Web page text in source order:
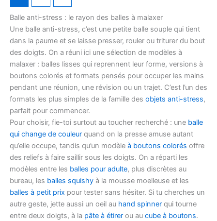
Balle anti-stress : le rayon des balles à malaxer
Une balle anti-stress, c’est une petite balle souple qui tient
dans la paume et se laisse presser, rouler ou triturer du bout
des doigts. On a réuni ici une sélection de modèles à
malaxer : balles lisses qui reprennent leur forme, versions à
boutons colorés et formats pensés pour occuper les mains
pendant une réunion, une révision ou un trajet. C’est l’un des
formats les plus simples de la famille des objets anti-stress,
parfait pour commencer.
Pour choisir, fie-toi surtout au toucher recherché : une balle
qui change de couleur quand on la presse amuse autant
qu’elle occupe, tandis qu’un modèle à boutons colorés offre
des reliefs à faire saillir sous les doigts. On a réparti les
modèles entre les balles pour adulte, plus discrètes au
bureau, les balles squishy à la mousse moelleuse et les
balles à petit prix pour tester sans hésiter. Si tu cherches un
autre geste, jette aussi un oeil au hand spinner qui tourne
entre deux doigts, à la pâte à étirer ou au cube à boutons.